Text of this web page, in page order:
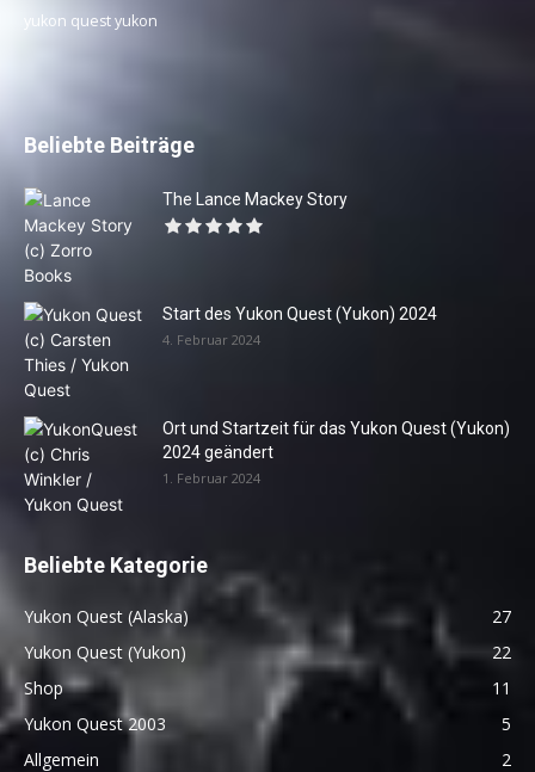
yukon quest yukon
Beliebte Beiträge
The Lance Mackey Story
Start des Yukon Quest (Yukon) 2024
4. Februar 2024
Ort und Startzeit für das Yukon Quest (Yukon)
2024 geändert
1. Februar 2024
Beliebte Kategorie
Yukon Quest (Alaska)
27
Yukon Quest (Yukon)
22
Shop
11
Yukon Quest 2003
5
Allgemein
2